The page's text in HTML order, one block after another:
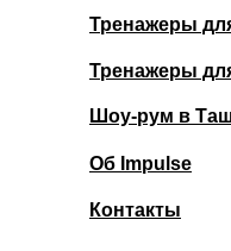
Тренажеры
Тренажеры
Шоу-рум в
Об Impulse
Контакты